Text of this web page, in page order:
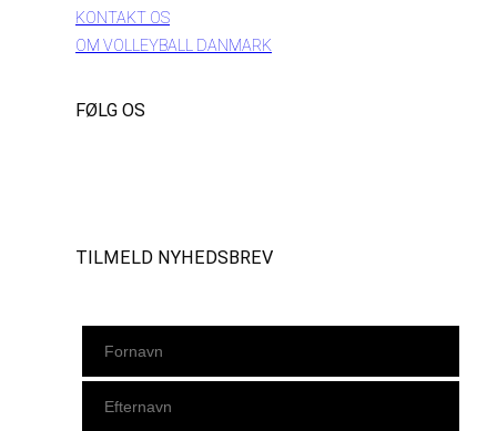
KONTAKT OS
OM VOLLEYBALL DANMARK
FØLG OS
TILMELD NYHEDSBREV